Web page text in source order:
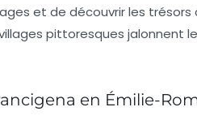
et de découvrir les trésors
pittoresques jalonnent
en Émilie-